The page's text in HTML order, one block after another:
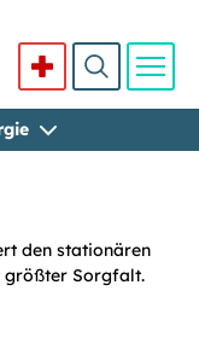
den stationären
größter Sorgfalt.